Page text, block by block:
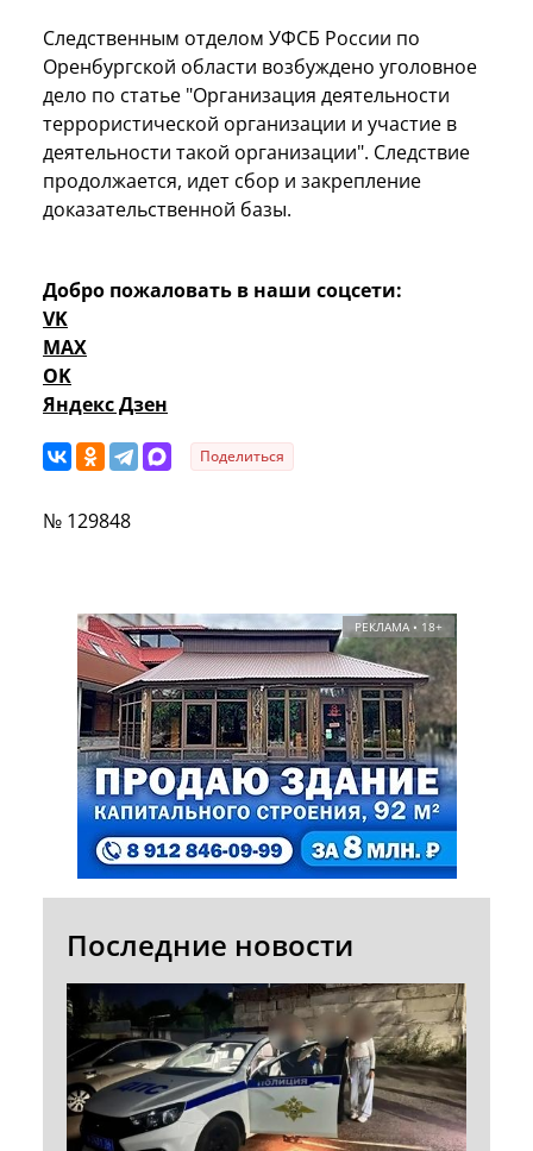
Следственным отделом УФСБ России по
Оренбургской области возбуждено уголовное
дело по статье "Организация деятельности
террористической организации и участие в
деятельности такой организации". Следствие
продолжается, идет сбор и закрепление
доказательственной базы.
Добро пожаловать в наши соцсети:
VK
MAX
OK
Яндекс Дзен
Поделиться
№ 129848
РЕКЛАМА • 18+
Последние новости